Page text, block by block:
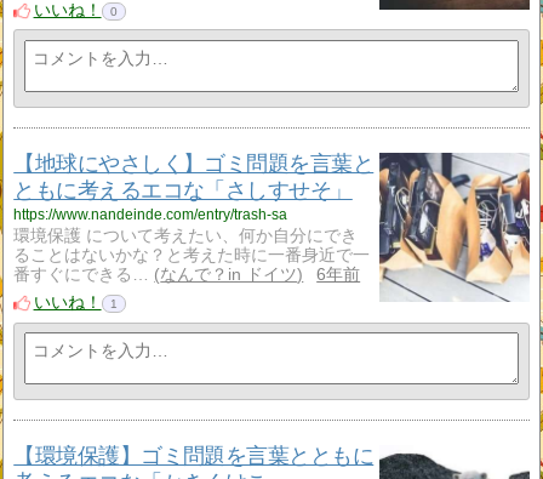
いいね！
0
【地球にやさしく】ゴミ問題を言葉と
ともに考えるエコな「さしすせそ」
https://www.nandeinde.com/entry/trash-sa
環境保護 について考えたい、何か自分にでき
ることはないかな？と考えた時に一番身近で一
番すぐにできる…
なんで？in ドイツ
6年前
いいね！
1
【環境保護】ゴミ問題を言葉とともに